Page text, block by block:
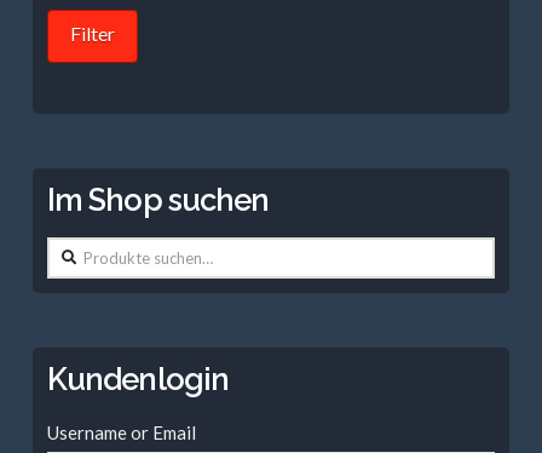
Filter
Im Shop suchen
Suche
nach:
Kundenlogin
Username or Email